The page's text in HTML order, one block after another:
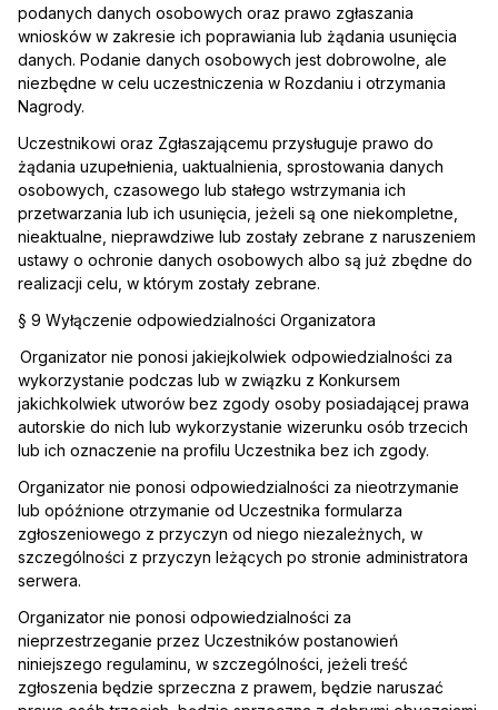
podanych danych osobowych oraz prawo zgłaszania
wniosków w zakresie ich poprawiania lub żądania usunięcia
danych. Podanie danych osobowych jest dobrowolne, ale
niezbędne w celu uczestniczenia w Rozdaniu i otrzymania
Nagrody.
Uczestnikowi oraz Zgłaszającemu przysługuje prawo do
żądania uzupełnienia, uaktualnienia, sprostowania danych
osobowych, czasowego lub stałego wstrzymania ich
przetwarzania lub ich usunięcia, jeżeli są one niekompletne,
nieaktualne, nieprawdziwe lub zostały zebrane z naruszeniem
ustawy o ochronie danych osobowych albo są już zbędne do
realizacji celu, w którym zostały zebrane.
§ 9 Wyłączenie odpowiedzialności Organizatora
Organizator nie ponosi jakiejkolwiek odpowiedzialności za
wykorzystanie podczas lub w związku z Konkursem
jakichkolwiek utworów bez zgody osoby posiadającej prawa
autorskie do nich lub wykorzystanie wizerunku osób trzecich
lub ich oznaczenie na profilu Uczestnika bez ich zgody.
Organizator nie ponosi odpowiedzialności za nieotrzymanie
lub opóźnione otrzymanie od Uczestnika formularza
zgłoszeniowego z przyczyn od niego niezależnych, w
szczególności z przyczyn leżących po stronie administratora
serwera.
Organizator nie ponosi odpowiedzialności za
nieprzestrzeganie przez Uczestników postanowień
niniejszego regulaminu, w szczególności, jeżeli treść
zgłoszenia będzie sprzeczna z prawem, będzie naruszać